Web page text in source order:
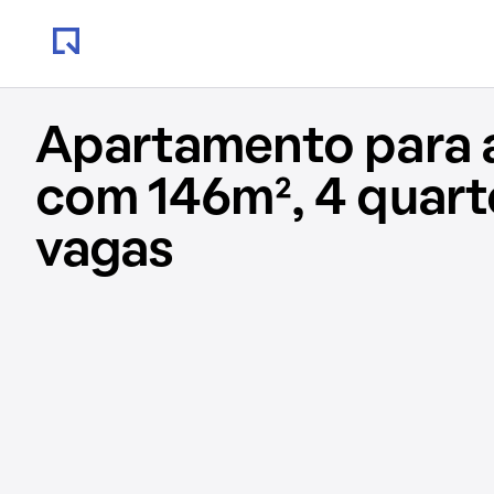
Apartamento para
com 146m², 4
vagas